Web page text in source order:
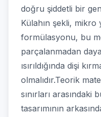
doğru şiddetli bir
Külahın şekli, mikro
formülasyonu, bu
parçalanmadan
ısırıldığında dişi
olmalıdır.Teorik
sınırları arasındaki
tasarımının